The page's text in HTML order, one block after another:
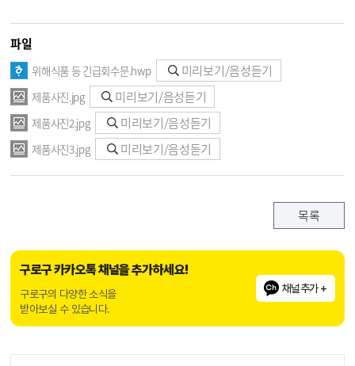
파일
위해식품 등 긴급회수문.hwp 미리보기/음성듣기
제품사진.jpg 미리보기/음성듣기
제품사진2.jpg 미리보기/음성듣기
제품사진3.jpg 미리보기/음성듣기
목록
구로구 카카오톡 채널을 추가하세요!
구로구의 다양한 소식을
받아보실 수 있습니다.
채널추가 +